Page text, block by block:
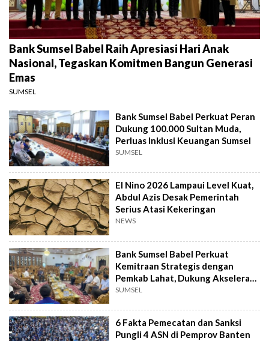
Bank Sumsel Babel Raih Apresiasi Hari Anak
Nasional, Tegaskan Komitmen Bangun Generasi
Emas
SUMSEL
Bank Sumsel Babel Perkuat Peran
Dukung 100.000 Sultan Muda,
Perluas Inklusi Keuangan Sumsel
SUMSEL
El Nino 2026 Lampaui Level Kuat,
Abdul Azis Desak Pemerintah
Serius Atasi Kekeringan
NEWS
Bank Sumsel Babel Perkuat
Kemitraan Strategis dengan
Pemkab Lahat, Dukung Akselerasi
Ekonomi Daerah
SUMSEL
6 Fakta Pemecatan dan Sanksi
Pungli 4 ASN di Pemprov Banten